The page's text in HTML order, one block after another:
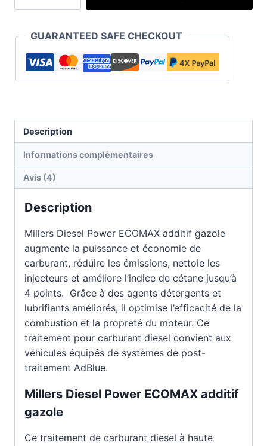
Millers
Power
ECOMAX
additif
gazole
GUARANTEED SAFE CHECKOUT
Description
Informations complémentaires
Avis (4)
Description
Millers Diesel Power ECOMAX additif gazole
augmente la puissance et économie de
carburant, réduire les émissions, nettoie les
injecteurs et améliore l’indice de cétane jusqu’à
4 points. Grâce à des agents détergents et
lubrifiants améliorés, il optimise l’efficacité de la
combustion et la propreté du moteur. Ce
traitement pour carburant diesel convient aux
véhicules équipés de systèmes de post-
traitement AdBlue.
Millers Diesel Power ECOMAX additif
gazole
Ce traitement de carburant diesel à haute